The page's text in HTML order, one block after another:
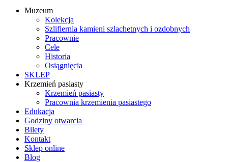
Muzeum
Kolekcja
Szlifiernia kamieni szlachetnych i ozdobnych
Pracownie
Cele
Historia
Osiągnięcia
SKLEP
Krzemień pasiasty
Krzemień pasiasty
Pracownia krzemienia pasiastego
Edukacja
Godziny otwarcia
Bilety
Kontakt
Sklep online
Blog